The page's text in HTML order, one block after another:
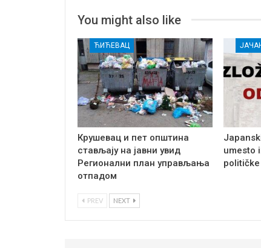
You might also like
ЋИЋЕВАЦ
Крушевац и пет општина
стављају на јавни увид
Регионални план управљања
отпадом
umesto
PREV NEXT